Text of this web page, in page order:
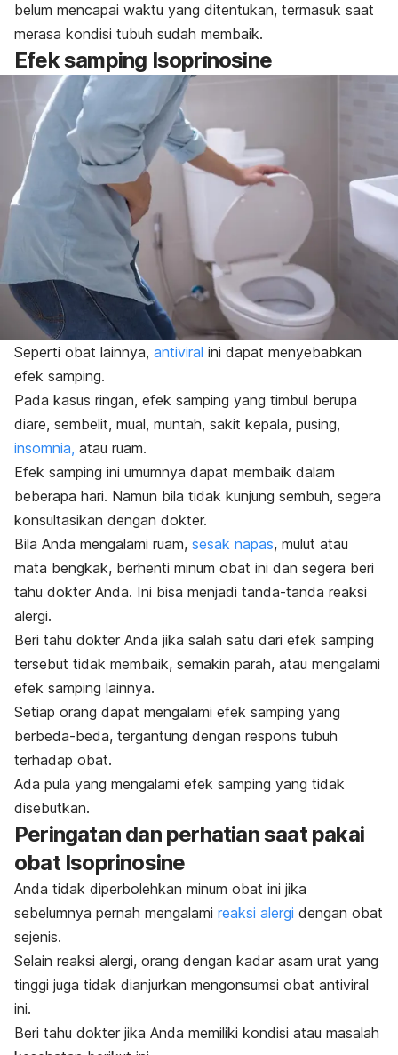
belum mencapai waktu yang ditentukan, termasuk saat
merasa kondisi tubuh sudah membaik.
Efek samping Isoprinosine
Seperti obat lainnya, antiviral ini dapat menyebabkan
efek samping.
Pada kasus ringan, efek samping yang timbul berupa
diare, sembelit, mual, muntah, sakit kepala, pusing,
insomnia, atau ruam.
Efek samping ini umumnya dapat membaik dalam
beberapa hari. Namun bila tidak kunjung sembuh, segera
konsultasikan dengan dokter.
Bila Anda mengalami ruam, sesak napas, mulut atau
mata bengkak, berhenti minum obat ini dan segera beri
tahu dokter Anda. Ini bisa menjadi tanda-tanda reaksi
alergi.
Beri tahu dokter Anda jika salah satu dari efek samping
tersebut tidak membaik, semakin parah, atau mengalami
efek samping lainnya.
Setiap orang dapat mengalami efek samping yang
berbeda-beda, tergantung dengan respons tubuh
terhadap obat.
Ada pula yang mengalami efek samping yang tidak
disebutkan.
Peringatan dan perhatian saat pakai
obat Isoprinosine
Anda tidak diperbolehkan minum obat ini jika
sebelumnya pernah mengalami reaksi alergi dengan obat
sejenis.
Selain reaksi alergi, orang dengan kadar asam urat yang
tinggi juga tidak dianjurkan mengonsumsi obat antiviral
ini.
Beri tahu dokter jika Anda memiliki kondisi atau masalah